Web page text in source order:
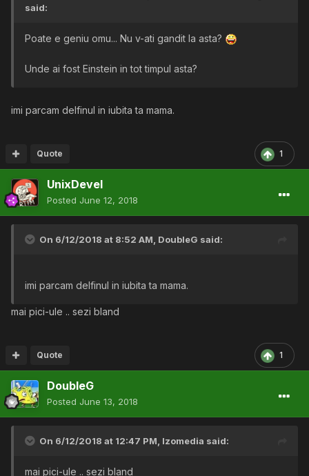
said:
Poate e geniu omu... Nu v-ati gandit la asta?
Unde ai fost Einstein in tot timpul asta?
imi parcam delfinul in iubita ta mama.
1
Quote
UnixDevel
Posted June 12, 2018
On 6/12/2018 at 8:52 AM, DoubleG said:
imi parcam delfinul in iubita ta mama.
mai pici-ule .. sezi bland
1
Quote
DoubleG
Posted June 13, 2018
On 6/12/2018 at 12:47 PM, lzomedia said:
mai pici-ule .. sezi bland